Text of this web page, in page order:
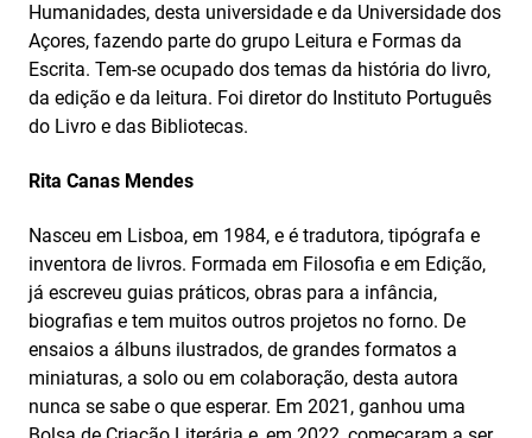
Humanidades, desta universidade e da Universidade dos
Açores, fazendo parte do grupo Leitura e Formas da
Escrita. Tem-se ocupado dos temas da história do livro,
da edição e da leitura. Foi diretor do Instituto Português
do Livro e das Bibliotecas.
Rita Canas Mendes
Nasceu em Lisboa, em 1984, e é tradutora, tipógrafa e
inventora de livros. Formada em Filosofia e em Edição,
já escreveu guias práticos, obras para a infância,
biografias e tem muitos outros projetos no forno. De
ensaios a álbuns ilustrados, de grandes formatos a
miniaturas, a solo ou em colaboração, desta autora
nunca se sabe o que esperar. Em 2021, ganhou uma